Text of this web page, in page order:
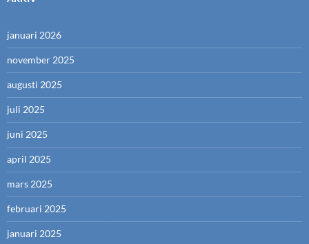
januari 2026
november 2025
augusti 2025
juli 2025
juni 2025
april 2025
mars 2025
februari 2025
januari 2025